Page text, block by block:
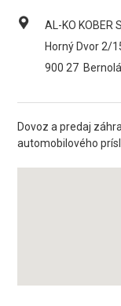
AL-KO KOBER
Horný Dvor 2/
900 27
Dovoz a predaj
automobilového